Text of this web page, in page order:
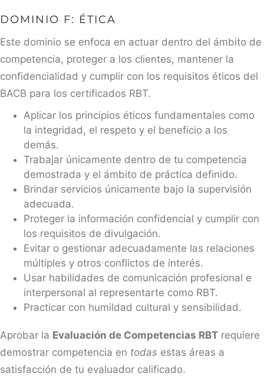
DOMINIO F: ÉTICA
Este dominio se enfoca en actuar dentro del ámbito de
competencia, proteger a los clientes, mantener la
confidencialidad y cumplir con los requisitos éticos del
BACB para los certificados RBT.
Aplicar los principios éticos fundamentales como
la integridad, el respeto y el beneficio a los
demás.
Trabajar únicamente dentro de tu competencia
demostrada y el ámbito de práctica definido.
Brindar servicios únicamente bajo la supervisión
adecuada.
Proteger la información confidencial y cumplir con
los requisitos de divulgación.
Evitar o gestionar adecuadamente las relaciones
múltiples y otros conflictos de interés.
Usar habilidades de comunicación profesional e
interpersonal al representarte como RBT.
Practicar con humildad cultural y sensibilidad.
Aprobar la Evaluación de Competencias RBT requiere
demostrar competencia en todas estas áreas a
satisfacción de tu evaluador calificado.